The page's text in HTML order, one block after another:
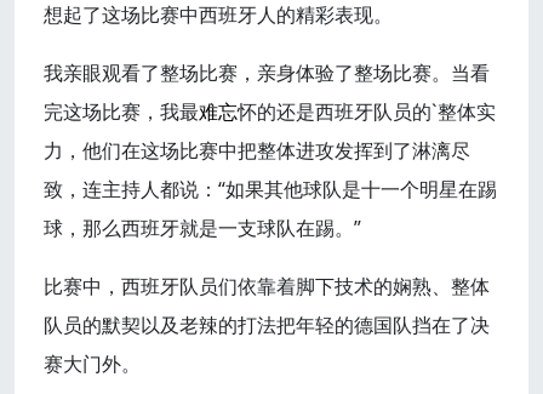
想起了这场比赛中西班牙人的精彩表现。
我亲眼观看了整场比赛，亲身体验了整场比赛。当看
完这场比赛，我最难忘怀的还是西班牙队员的`整体实
力，他们在这场比赛中把整体进攻发挥到了淋漓尽
致，连主持人都说：“如果其他球队是十一个明星在踢
球，那么西班牙就是一支球队在踢。”
比赛中，西班牙队员们依靠着脚下技术的娴熟、整体
队员的默契以及老辣的打法把年轻的德国队挡在了决
赛大门外。